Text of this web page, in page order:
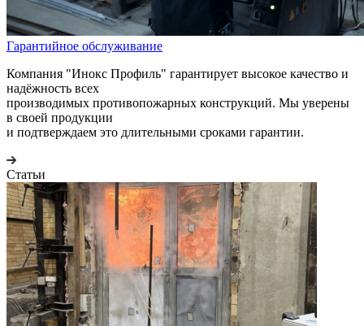
Гарантийное обслуживание
Компания "Инокс Профиль" гарантирует высокое качество и
надёжность всех
производимых противопожарных конструкций. Мы уверены
в своей продукции
и подтверждаем это длительными сроками гарантии.
Статьи